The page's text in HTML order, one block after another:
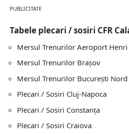
PUBLICITATE
Tabele plecari / sosiri CFR
Mersul Trenurilor Aeroport Henri
Mersul Trenurilor Brașov
Mersul Trenurilor București Nord
Plecari / Sosiri Cluj-Napoca
Plecari / Sosiri Constanţa
Plecari / Sosiri Craiova